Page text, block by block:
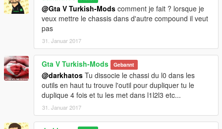
@Gta V Turkish-Mods comment je fait ? lorsque je
veux mettre le chassis dans d'autre compound il veut
pas
31. Januar 2017
Gta V Turkish-Mods Gebannt
@darkhatos Tu dissocie le chassi du l0 dans les
outils en haut tu trouve l'outil pour dupliquer tu le
duplique 4 fois et tu les met dans l1l2l3 etc...
31. Januar 2017